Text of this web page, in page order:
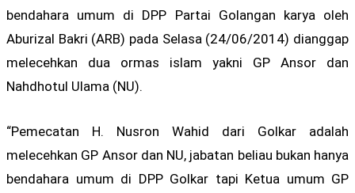
bendahara umum di DPP Partai Golangan karya oleh
Aburizal Bakri (ARB) pada Selasa (24/06/2014) dianggap
melecehkan dua ormas islam yakni GP Ansor dan
Nahdhotul Ulama (NU).
“Pemecatan H. Nusron Wahid dari Golkar adalah
melecehkan GP Ansor dan NU, jabatan beliau bukan hanya
bendahara umum di DPP Golkar tapi Ketua umum GP